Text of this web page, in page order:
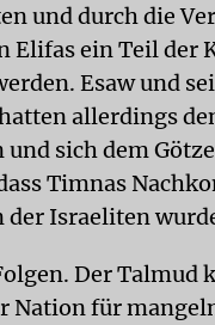
und durch die
Elifas ein Teil der
Esaw und
allerdings
und sich dem
Timnas
der Israeliten
Der Talmud
Nation für